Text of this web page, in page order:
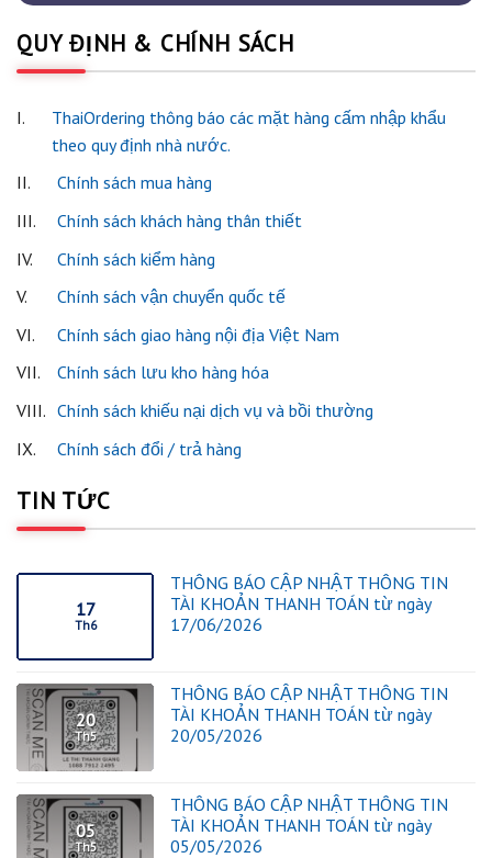
QUY ĐỊNH & CHÍNH SÁCH
I.
ThaiOrdering thông báo các mặt hàng cấm nhập khẩu
theo quy định nhà nước.
II.
Chính sách mua hàng
III.
Chính sách khách hàng thân thiết
IV.
Chính sách kiểm hàng
V.
Chính sách vận chuyển quốc tế
VI.
Chính sách giao hàng nội địa Việt Nam
VII.
Chính sách lưu kho hàng hóa
VIII. Chính sách khiếu nại dịch vụ và bồi thường
IX.
Chính sách đổi / trả hàng
TIN TỨC
17
Th6
THÔNG BÁO CẬP NHẬT THÔNG TIN
TÀI KHOẢN THANH TOÁN từ ngày
17/06/2026
20
Th5
THÔNG BÁO CẬP NHẬT THÔNG TIN
TÀI KHOẢN THANH TOÁN từ ngày
20/05/2026
05
Th5
THÔNG BÁO CẬP NHẬT THÔNG TIN
TÀI KHOẢN THANH TOÁN từ ngày
05/05/2026